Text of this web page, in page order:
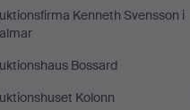
Kenneth Svensson i
Bossard
Kolonn